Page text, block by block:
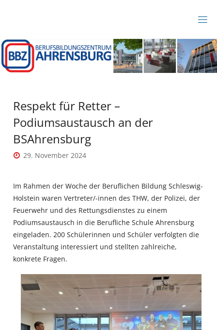
BZ
A
HR
B
R
Respekt für Retter –
Podiumsaustausch an der
BSAhrensburg
29. November 2024
Im Rahmen der Woche der Beruflichen Bildung Schleswig-
Holstein waren Vertreter/-innen des THW, der Polizei, der
Feuerwehr und des Rettungsdienstes zu einem
Podiumsaustausch in die Berufliche Schule Ahrensburg
eingeladen. 200 Schülerinnen und Schüler verfolgten die
Veranstaltung interessiert und stellten zahlreiche,
konkrete Fragen.